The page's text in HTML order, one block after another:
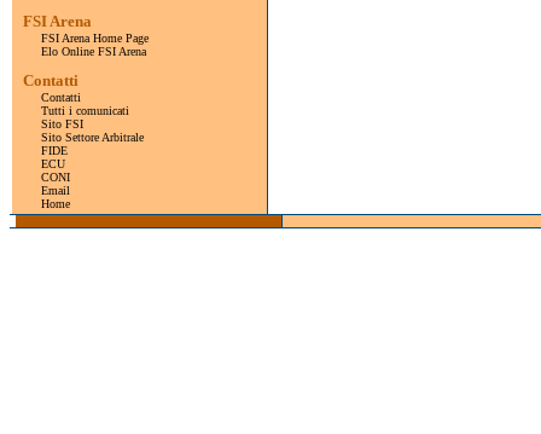
FSI Arena
FSI Arena Home Page
Elo Online FSI Arena
Contatti
Contatti
Tutti i comunicati
Sito FSI
Sito Settore Arbitrale
FIDE
ECU
CONI
Email
Home